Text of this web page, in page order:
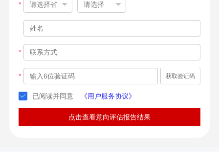
*
*
* 获取验证码
已阅读并同意 《用户服务协议》
点击查看意向评估报告结果